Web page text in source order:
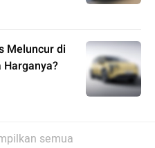
Meluncur di
semua